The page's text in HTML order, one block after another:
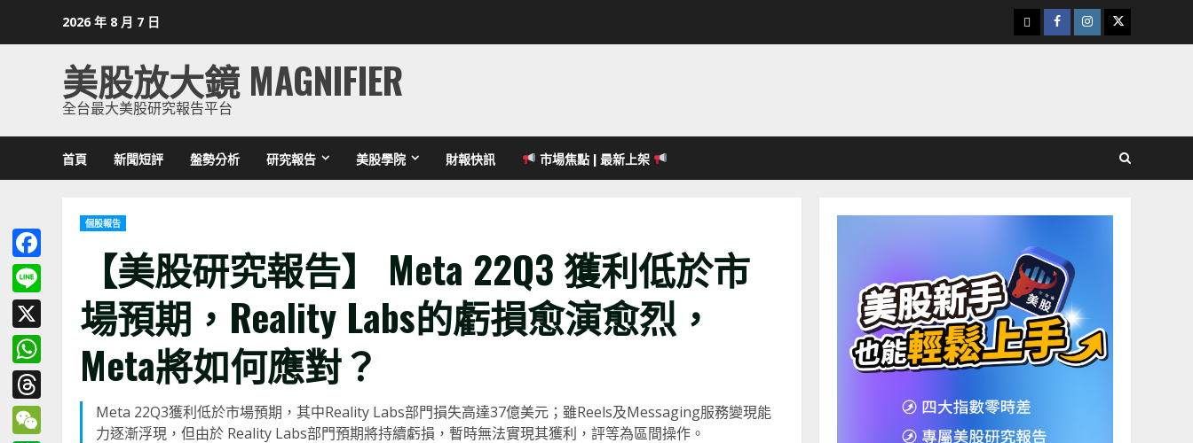
2026 年 8 月 7 日
下
載
Facebook
Instagram
Twitter
美股放大鏡 MAGNIFIER
全台最大美股研究報告平台
首頁 新聞短評 盤勢分析 研究報告 美股學院 財報快訊 市場焦點 | 最新上架
個股報告
【美股研究報告】 Meta 22Q3 獲利低於市
場預期，Reality Labs的虧損愈演愈烈，
Meta將如何應對？
Meta 22Q3獲利低於市場預期，其中Reality Labs部門損失高達37億美元；雖Reels及Messaging服務變現能
力逐漸浮現，但由於 Reality Labs部門預期將持續虧損，暫時無法實現其獲利，評等為區間操作。
Facebook
Line
X
WhatsApp
Threads